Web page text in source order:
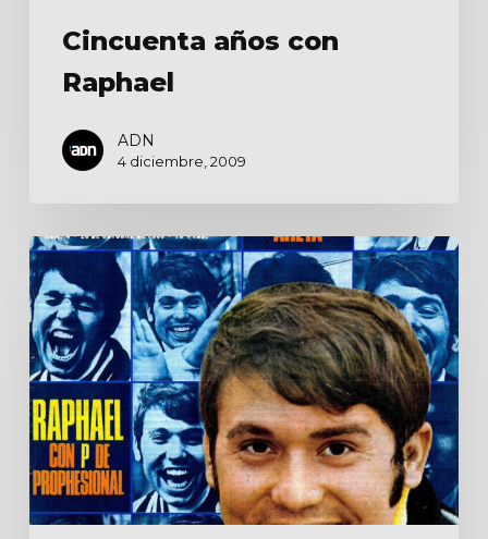
Cincuenta años con
Raphael
ADN
4 diciembre, 2009
Raphael
con
P
de
prophesional